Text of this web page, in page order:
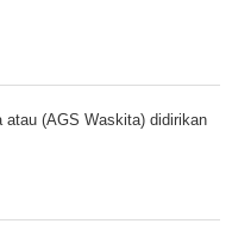
atau (AGS Waskita) didirikan